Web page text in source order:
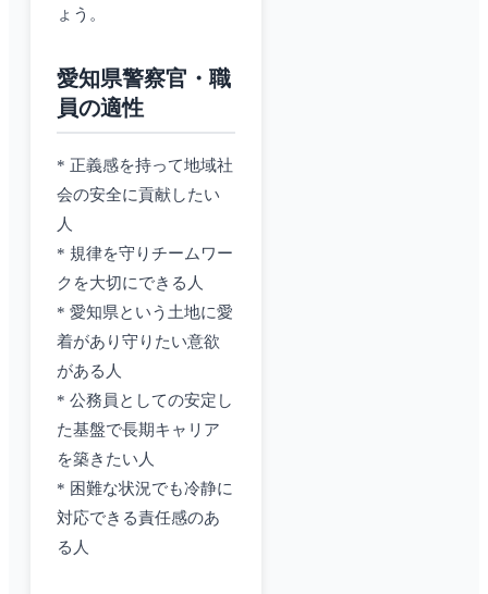
ょう。
愛知県警察官・職
員の適性
* 正義感を持って地域社
会の安全に貢献したい
人
* 規律を守りチームワー
クを大切にできる人
* 愛知県という土地に愛
着があり守りたい意欲
がある人
* 公務員としての安定し
た基盤で長期キャリア
を築きたい人
* 困難な状況でも冷静に
対応できる責任感のあ
る人